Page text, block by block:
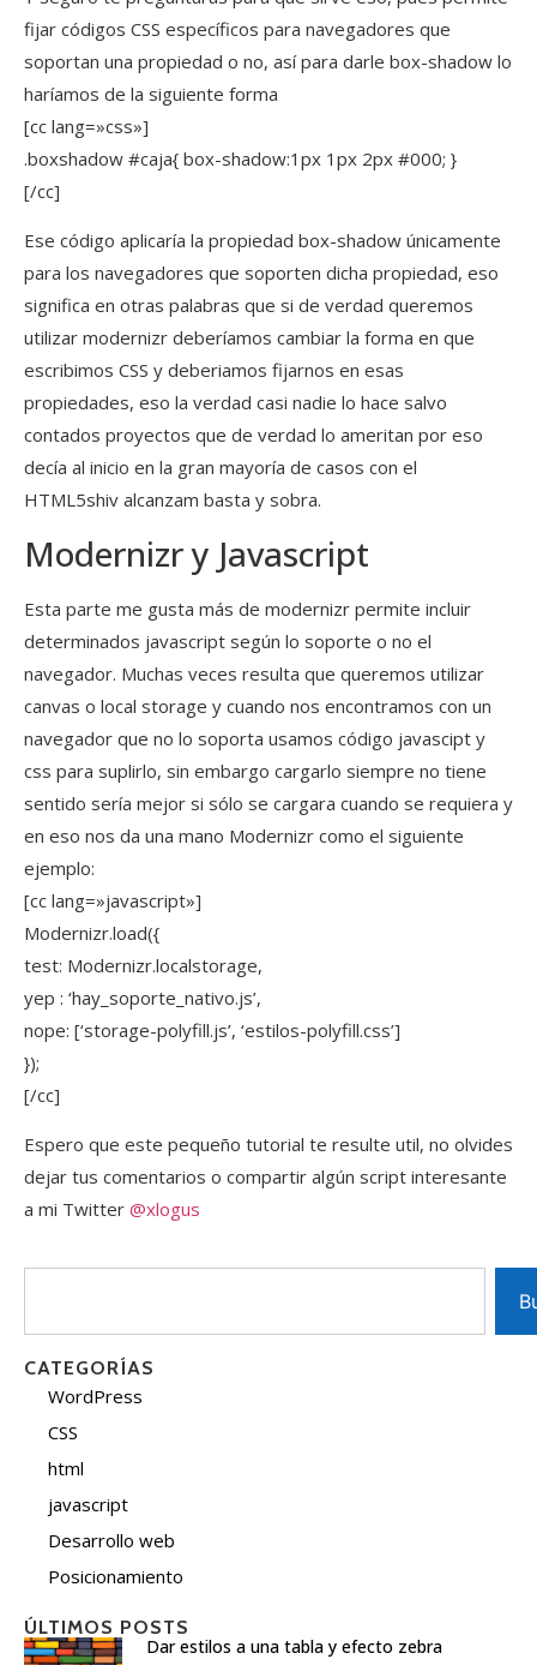
fijar códigos CSS específicos para navegadores que
soportan una propiedad o no, así para darle box-shadow lo
haríamos de la siguiente forma
[cc lang=»css»]
.boxshadow #caja{ box-shadow:1px 1px 2px #000; }
[/cc]
Ese código aplicaría la propiedad box-shadow únicamente
para los navegadores que soporten dicha propiedad, eso
significa en otras palabras que si de verdad queremos
utilizar modernizr deberíamos cambiar la forma en que
escribimos CSS y deberiamos fijarnos en esas
propiedades, eso la verdad casi nadie lo hace salvo
contados proyectos que de verdad lo ameritan por eso
decía al inicio en la gran mayoría de casos con el
HTML5shiv alcanzam basta y sobra.
Modernizr y Javascript
Esta parte me gusta más de modernizr permite incluir
determinados javascript según lo soporte o no el
navegador. Muchas veces resulta que queremos utilizar
canvas o local storage y cuando nos encontramos con un
navegador que no lo soporta usamos código javascipt y
css para suplirlo, sin embargo cargarlo siempre no tiene
sentido sería mejor si sólo se cargara cuando se requiera y
en eso nos da una mano Modernizr como el siguiente
ejemplo:
[cc lang=»javascript»]
Modernizr.load({
test: Modernizr.localstorage,
yep : ‘hay_soporte_nativo.js’,
nope: [‘storage-polyfill.js’, ‘estilos-polyfill.css’]
});
[/cc]
Espero que este pequeño tutorial te resulte util, no olvides
dejar tus comentarios o compartir algún script interesante
a mi Twitter @xlogus
CATEGORÍAS
WordPress
CSS
html
javascript
Desarrollo web
Posicionamiento
ÚLTIMOS POSTS
Dar estilos a una tabla y efecto zebra